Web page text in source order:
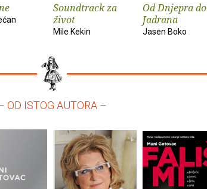
Soundtrack za
život
Mile Kekin
Od Dnjepra do
Jadrana
Jasen Boko
OD ISTOG AUTORA –